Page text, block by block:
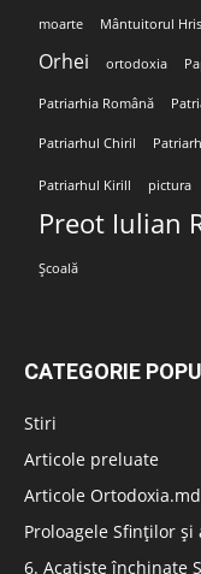
moarte Mântuitorul
Orhei ortodoxia
Patriarhia Română
Patriarhul Chiril
Patriarhul Kirill pictura
Preot Iulian
Școală
CATEGORIE
Stiri
Articole preluate
Articole Ortodoxia.md
Proloagele Sfinților și
6. Acatiste închinate